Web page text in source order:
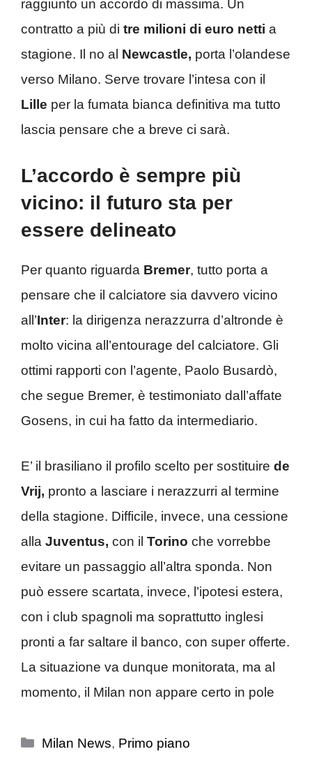
raggiunto un accordo di massima. Un
contratto a più di tre milioni di euro netti a
stagione. Il no al Newcastle, porta l’olandese
verso Milano. Serve trovare l’intesa con il
Lille per la fumata bianca definitiva ma tutto
lascia pensare che a breve ci sarà.
L’accordo è sempre più
vicino: il futuro sta per
essere delineato
Per quanto riguarda Bremer, tutto porta a
pensare che il calciatore sia davvero vicino
all’Inter: la dirigenza nerazzurra d’altronde è
molto vicina all’entourage del calciatore. Gli
ottimi rapporti con l’agente, Paolo Busardò,
che segue Bremer, è testimoniato dall’affate
Gosens, in cui ha fatto da intermediario.
E’ il brasiliano il profilo scelto per sostituire de
Vrij, pronto a lasciare i nerazzurri al termine
della stagione. Difficile, invece, una cessione
alla Juventus, con il Torino che vorrebbe
evitare un passaggio all’altra sponda. Non
può essere scartata, invece, l’ipotesi estera,
con i club spagnoli ma soprattutto inglesi
pronti a far saltare il banco, con super offerte.
La situazione va dunque monitorata, ma al
momento, il Milan non appare certo in pole
Categorie
Milan News, Primo piano